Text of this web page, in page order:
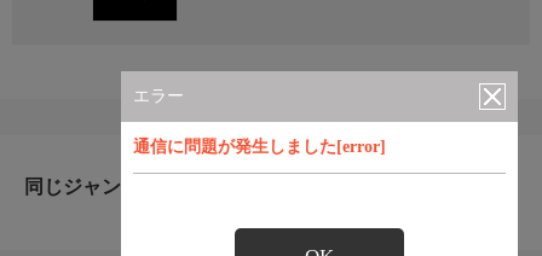
エラー
通信に問題が発生しました[error]
同じジャンルのおすすめ番組